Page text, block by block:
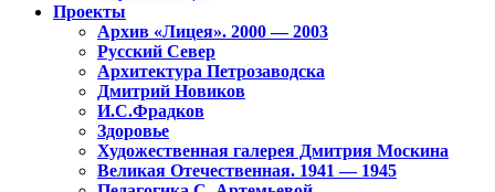
Проекты
Архив «Лицея». 2000 — 2003
Русский Север
Архитектура Петрозаводска
Дмитрий Новиков
И.С.Фрадков
Здоровье
Художественная галерея Дмитрия Москина
Великая Отечественная. 1941 — 1945